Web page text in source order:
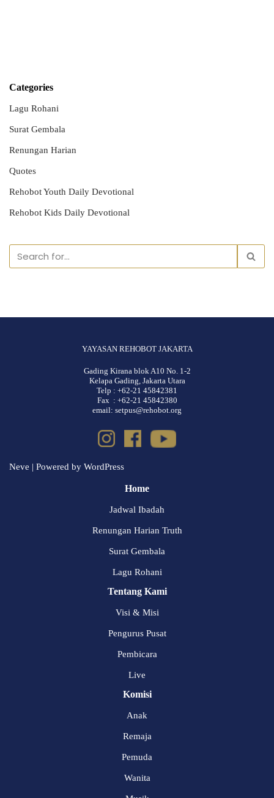
Categories
Lagu Rohani
Surat Gembala
Renungan Harian
Quotes
Rehobot Youth Daily Devotional
Rehobot Kids Daily Devotional
YAYASAN REHOBOT JAKARTA
Gading Kirana blok A10 No. 1-2
Kelapa Gading, Jakarta Utara
Telp : +62-21 45842381
Fax : +62-21 45842380
email: setpus@rehobot.org
Neve | Powered by WordPress
Home
Jadwal Ibadah
Renungan Harian Truth
Surat Gembala
Lagu Rohani
Tentang Kami
Visi & Misi
Pengurus Pusat
Pembicara
Live
Komisi
Anak
Remaja
Pemuda
Wanita